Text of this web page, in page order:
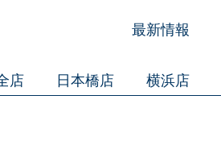
最新情報
店 日本橋店 横浜店